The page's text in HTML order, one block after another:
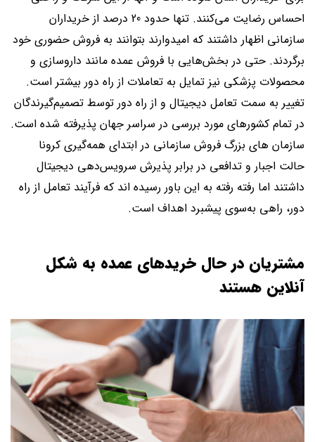
احساس رضایت می‌کنند. تنها حدود 20 درصد از خریداران
سازمانی اظهار داشتند که امیدوارند بتوانند به فروش حضوری خود
برگردند. حتی در بخش‌هایی با فروش عمده مانند داروسازی و
محصولات پزشکی نیز تمایل به تعاملات از راه دور بیشتر است.
تغییر به سمت تعامل دیجیتال و از راه دور توسط تصمیم‌گیرندگان
در تمام کشورهای مورد بررسی در سراسر جهان پذیرفته شده است.
سازمان های بزرگ فروش سازمانی در ابتدای همه‌گیری کرونا
حالت اجبار و تدافعی در برابر پذیرش سرویس‌دهی دیجیتال
داشتند اما رفته رفته به این باور رسیده اند که فرآیند تعامل از راه
دور، راهی به‌سوی پیشبرد اهداف است.
مشتریان در حال خریدهای عمده به شکل
آنلاین هستند